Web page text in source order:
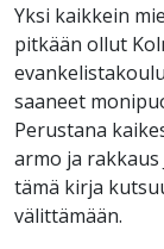
Yksi kaikkein
pitkään ollut
saaneet
Perustana
armo ja rakkaus
tämä kirja
välittämään.